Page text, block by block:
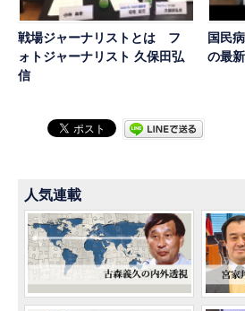
戦場ジャーナリストとは フ
ォトジャーナリスト 久保田弘
信
国民
の最
人気連載